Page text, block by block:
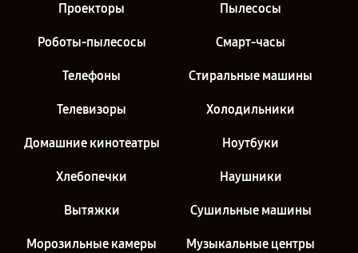
Проекторы Пылесосы
Роботы-пылесосы Смарт-часы
Телефоны Стиральные машины
Телевизоры Холодильники
Домашние кинотеатры Ноутбуки
Хлебопечки Наушники
Вытяжки Сушильные машины
Морозильные камеры Музыкальные центры